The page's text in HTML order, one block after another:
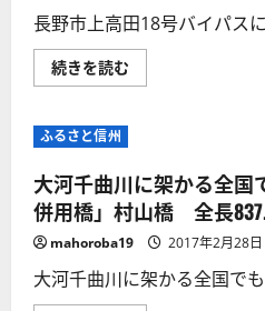
読
む
ら
に
読
シ
ャ・
グ
の
歌
声
に
動！
つ
い
長野市上高田18号バイパス
続きを読む
野
号
バ
イ
パ
ス
に
沿
っ
て
ふるさと信州
大河千曲川に架かる全国
併用橋」村山橋 全長
mahoroba19 2017年2月28日
大河千曲川に架かる全国で